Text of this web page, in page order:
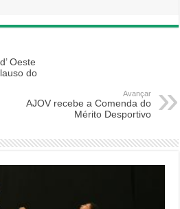
Oeste
do
Avançar
AJOV recebe a Comenda do
Mérito Desportivo